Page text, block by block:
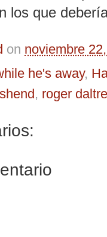
los que
on noviembre
he's away,
, roger